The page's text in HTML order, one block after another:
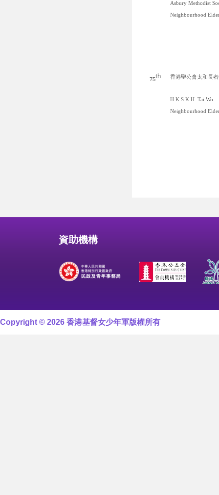
Asbury Methodist
Neighbourhood
75th 香港聖公會太和長
H.K.S.K.H. Tai Wo
Neighbourhood
資助機構
Copyright © 2026 香港基督女少年軍版權所有